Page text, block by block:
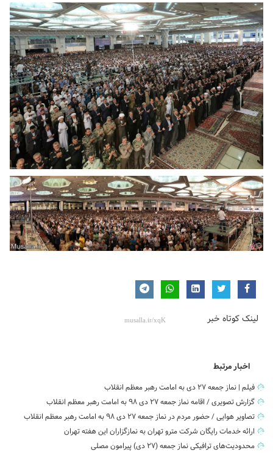
لینک کوتاه خبر
اخبار مرتبط
فیلم | نماز جمعه ۲۷ دی به امامت رهبر معظم انقلاب
گزارش تصویری / اقامه نماز جمعه ۲۷ دی ۹۸ به امامت رهبر معظم انقلاب
تصاویر هوایی / حضور مردم در نماز جمعه ۲۷ دی ۹۸ به امامت رهبر معظم انقلاب
ارائه خدمات رایگان شرکت مترو تهران به نمازگزاران این هفته تهران
محدودیت‌های ترافیکی نماز جمعه (۲۷ دی) پیرامون مصلی